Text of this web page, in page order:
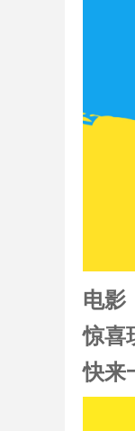
电影
惊喜
快来